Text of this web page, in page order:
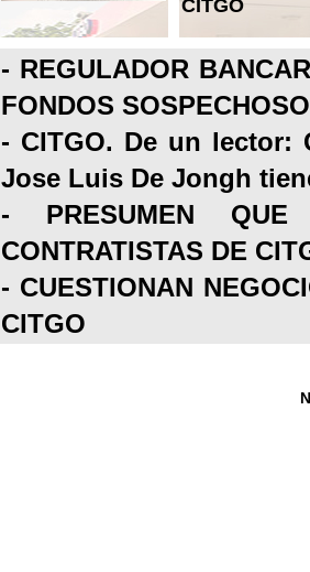
CITGO
- REGULADOR
FONDOS
- CITGO. De un lector:
Jose Luis De Jongh
- PRESUMEN
CONTRATISTAS DE
- CUESTIONAN
CITGO